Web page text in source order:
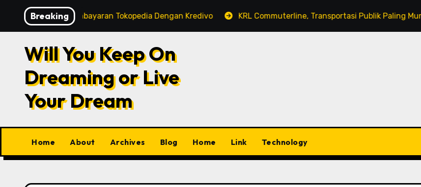
content
Breaking
Tips Pembayaran Tokopedia Dengan Kredivo KRL Commuterline, Transportasi Publik Paling Murah!
Will You Keep On
Dreaming or Live
Your Dream
Home About Archives Blog Home Link Technology